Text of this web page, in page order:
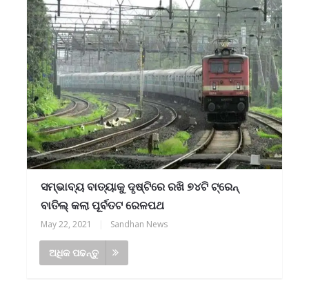
ସମ୍ଭାବ୍ୟ ବାତ୍ୟାକୁ ଦୃଷ୍ଟିରେ ରଖି ୭୪ଟି ଟ୍ରେନ୍
ବାତିଲ୍ କଲା ପୂର୍ବତଟ ରେଳପଥ
May 22, 2021 Sandhan News
ଅଧିକ ପଢନ୍ତୁ